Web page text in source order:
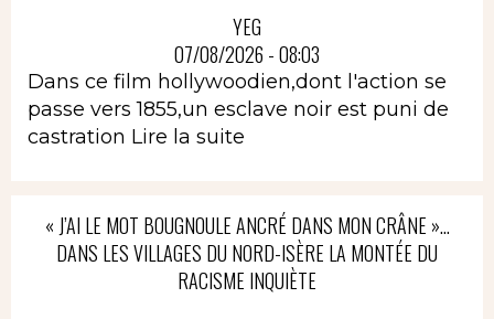
YEG
07/08/2026 - 08:03
Dans ce film hollywoodien,dont l'action se
passe vers 1855,un esclave noir est puni de
castration Lire la suite
« J’AI LE MOT BOUGNOULE ANCRÉ DANS MON CRÂNE »…
DANS LES VILLAGES DU NORD-ISÈRE LA MONTÉE DU
RACISME INQUIÈTE